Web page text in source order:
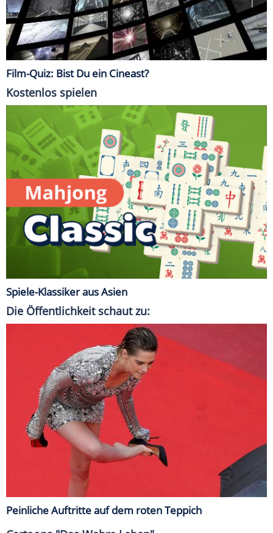
Film-Quiz: Bist Du ein Cineast?
Kostenlos spielen
Spiele-Klassiker aus Asien
Die Öffentlichkeit schaut zu:
Peinliche Auftritte auf dem roten Teppich